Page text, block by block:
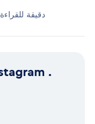
11 دقيقة للقراءة